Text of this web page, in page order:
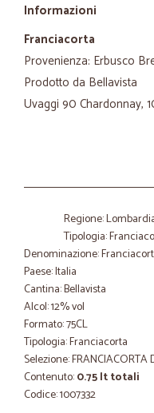
Informazioni
Franciacorta
Provenienza: Erbusco
Prodotto da Bellavista
Uvaggi 90 Chardonnay,
Regione:
Tipologia:
Denominazione:
Paese: Italia
Cantina: Bellavista
Alcol: 12% vol
Formato: 75CL
Tipologia: Franciacorta
Selezione: FRANCIACORTA
Contenuto:0.75 lt totali
Codice: 1007332